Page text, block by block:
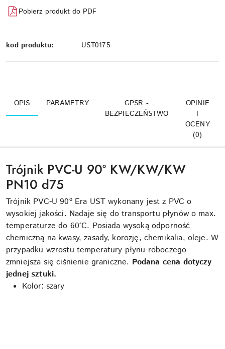
Pobierz produkt do PDF
kod produktu: UST0175
OPIS PARAMETRY
GPSR -
BEZPIECZEŃSTWO
OPINIE
I
OCENY
(0)
Trójnik PVC-U 90º KW/KW/KW
PN10 d75
Trójnik PVC-U 90º Era UST wykonany jest z PVC o
wysokiej jakości. Nadaje się do transportu płynów o max.
temperaturze do 60°C. Posiada wysoką odporność
chemiczną na kwasy, zasady, korozję, chemikalia, oleje. W
przypadku wzrostu temperatury płynu roboczego
zmniejsza się ciśnienie graniczne. Podana cena dotyczy
jednej sztuki.
Kolor: szary